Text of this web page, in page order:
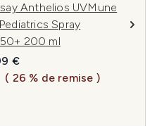
Anthelios UVMune
Spray
200 ml
:
:
€
( 26 % de remise )